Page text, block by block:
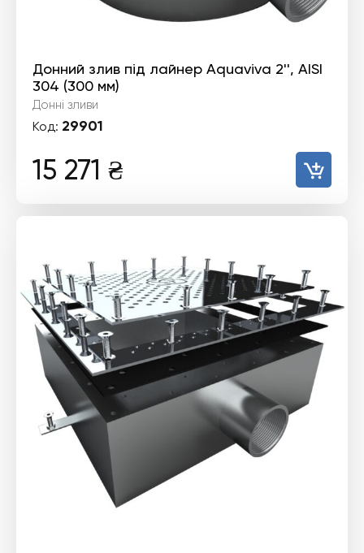
Донний злив під лайнер Aquaviva 2'', AISI
304 (300 мм)
Донні зливи
Код: 29901
15 271 ₴